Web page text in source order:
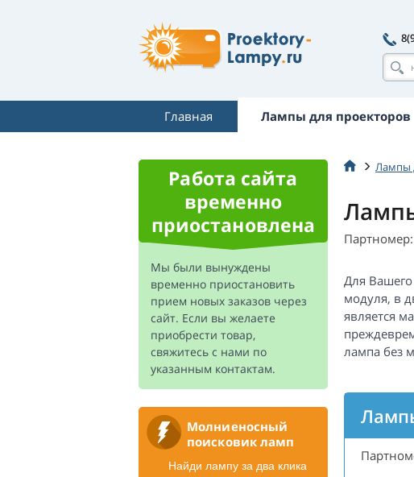
Главная Лампы для проекторов
Лампы
Для Вашего
модуля, в
является
лампа без
Работа сайта
временно
приостановлена
Мы были вынуждены
временно приостановить
прием новых заказов через
сайт. Если вы желаете
приобрести товар,
свяжитесь с нами по
указанным контактам.
Молниеносный
поисковик ламп
Найди лампу за два клика